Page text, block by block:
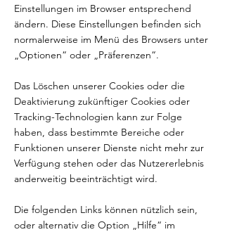
Einstellungen im Browser entsprechend
ändern. Diese Einstellungen befinden sich
normalerweise im Menü des Browsers unter
„Optionen“ oder „Präferenzen“.
Das Löschen unserer Cookies oder die
Deaktivierung zukünftiger Cookies oder
Tracking-Technologien kann zur Folge
haben, dass bestimmte Bereiche oder
Funktionen unserer Dienste nicht mehr zur
Verfügung stehen oder das Nutzererlebnis
anderweitig beeinträchtigt wird.
Die folgenden Links können nützlich sein,
oder alternativ die Option „Hilfe“ im